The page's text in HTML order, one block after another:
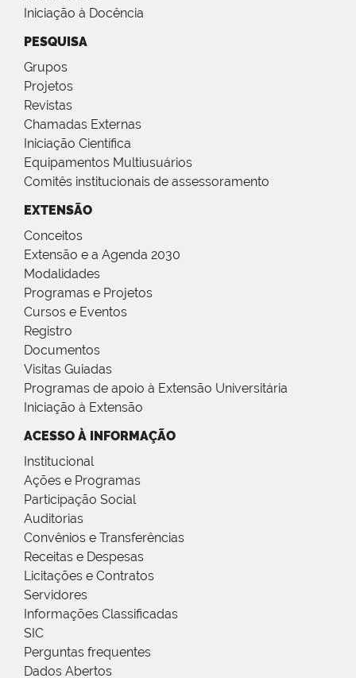
Iniciação à Docência
PESQUISA
Grupos
Projetos
Revistas
Chamadas Externas
Iniciação Científica
Equipamentos Multiusuários
Comitês institucionais de assessoramento
EXTENSÃO
Conceitos
Extensão e a Agenda 2030
Modalidades
Programas e Projetos
Cursos e Eventos
Registro
Documentos
Visitas Guiadas
Programas de apoio à Extensão Universitária
Iniciação à Extensão
ACESSO À INFORMAÇÃO
Institucional
Ações e Programas
Participação Social
Auditorias
Convênios e Transferências
Receitas e Despesas
Licitações e Contratos
Servidores
Informações Classificadas
SIC
Perguntas frequentes
Dados Abertos